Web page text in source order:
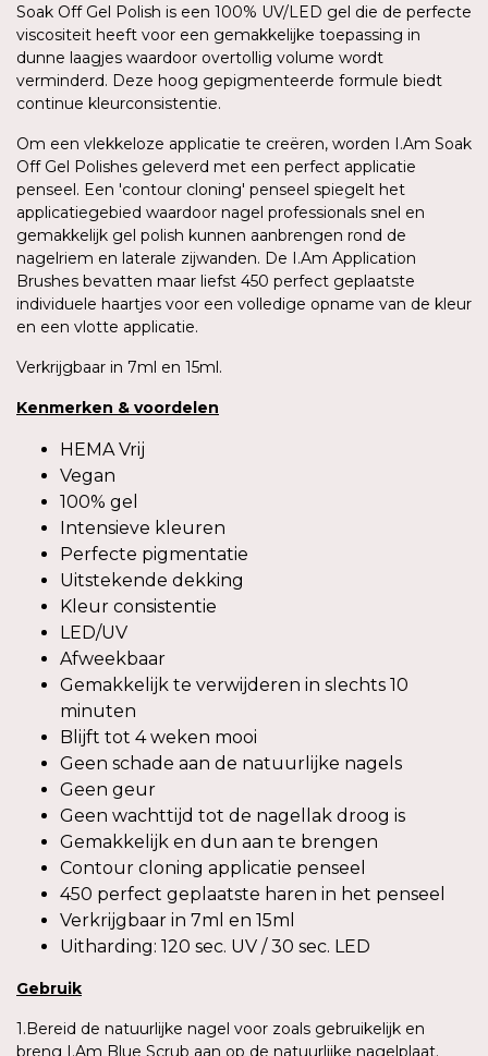
Soak Off Gel Polish is een 100% UV/LED gel die de perfecte
viscositeit heeft voor een gemakkelijke toepassing in
dunne laagjes waardoor overtollig volume wordt
verminderd. Deze hoog gepigmenteerde formule biedt
continue kleurconsistentie.
Om een vlekkeloze applicatie te creëren, worden I.Am Soak
Off Gel Polishes geleverd met een perfect applicatie
penseel. Een 'contour cloning' penseel spiegelt het
applicatiegebied waardoor nagel professionals snel en
gemakkelijk gel polish kunnen aanbrengen rond de
nagelriem en laterale zijwanden. De I.Am Application
Brushes bevatten maar liefst 450 perfect geplaatste
individuele haartjes voor een volledige opname van de kleur
en een vlotte applicatie.
Verkrijgbaar in 7ml en 15ml.
Kenmerken & voordelen
HEMA Vrij
Vegan
100% gel
Intensieve kleuren
Perfecte pigmentatie
Uitstekende dekking
Kleur consistentie
LED/UV
Afweekbaar
Gemakkelijk te verwijderen in slechts 10
minuten
Blijft tot 4 weken mooi
Geen schade aan de natuurlijke nagels
Geen geur
Geen wachttijd tot de nagellak droog is
Gemakkelijk en dun aan te brengen
Contour cloning applicatie penseel
450 perfect geplaatste haren in het penseel
Verkrijgbaar in 7ml en 15ml
Uitharding: 120 sec. UV / 30 sec. LED
Gebruik
1.Bereid de natuurlijke nagel voor zoals gebruikelijk en
breng I.Am Blue Scrub aan op de natuurlijke nagelplaat.